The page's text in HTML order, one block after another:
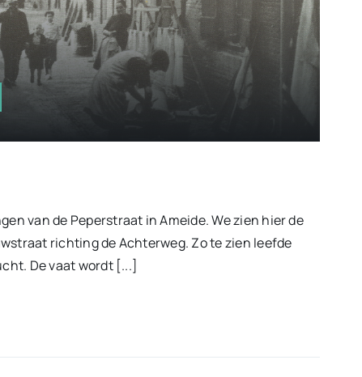
van de Peperstraat in Ameide. We zien hier de
richting de Achterweg. Zo te zien leefde
De vaat wordt [...]